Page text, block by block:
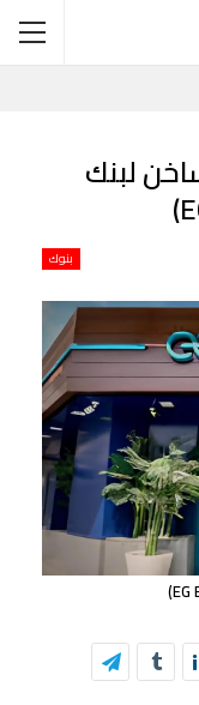
لبنك
بنوك